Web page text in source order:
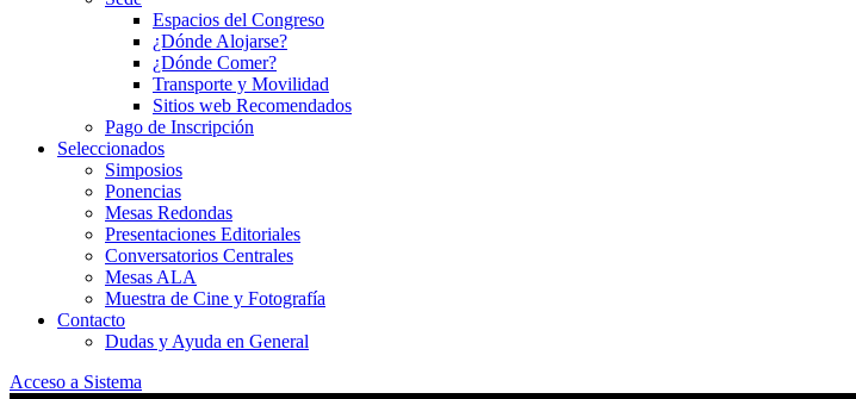
Espacios del Congreso
¿Dónde Alojarse?
¿Dónde Comer?
Transporte y Movilidad
Sitios web Recomendados
Pago de Inscripción
Seleccionados
Simposios
Ponencias
Mesas Redondas
Presentaciones Editoriales
Conversatorios Centrales
Mesas ALA
Muestra de Cine y Fotografía
Contacto
Dudas y Ayuda en General
Acceso a Sistema